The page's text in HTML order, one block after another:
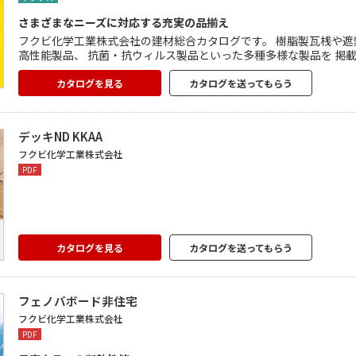
さまざまなニーズに対応する充実の品揃え
フクビ化学工業株式会社の建材総合カタログです。 樹脂製瓦桟や遮熱・透湿防水ルーフィング、 人工木材ウッドデッキなど、フクビの
高性能製品、 抗菌・抗ウィルス製品といった多種多様な製品を
向け内装建材「ピュアナガード」など新商品も掲載しています。
カタログを見る カタログを送ってもらう
デッキND KKAA
フクビ化学工業株式会社
PDF
カタログを見る カタログを送ってもらう
フェノバボード非住宅
フクビ化学工業株式会社
PDF